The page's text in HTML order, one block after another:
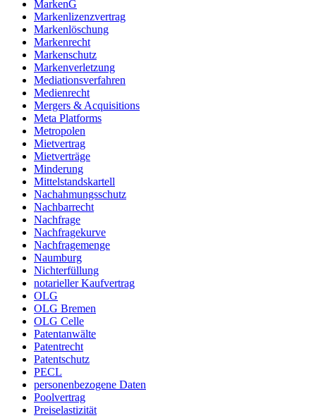
MarkenG
Markenlizenzvertrag
Markenlöschung
Markenrecht
Markenschutz
Markenverletzung
Mediationsverfahren
Medienrecht
Mergers & Acquisitions
Meta Platforms
Metropolen
Mietvertrag
Mietverträge
Minderung
Mittelstandskartell
Nachahmungsschutz
Nachbarrecht
Nachfrage
Nachfragekurve
Nachfragemenge
Naumburg
Nichterfüllung
notarieller Kaufvertrag
OLG
OLG Bremen
OLG Celle
Patentanwälte
Patentrecht
Patentschutz
PECL
personenbezogene Daten
Poolvertrag
Preiselastizität